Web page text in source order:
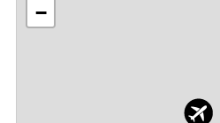
−